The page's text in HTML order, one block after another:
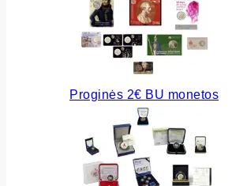
Proginės 2€ BU monetos